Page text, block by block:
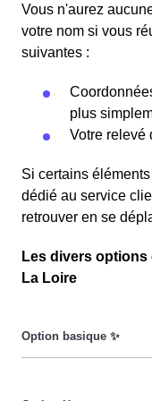
Vous n'aurez
votre nom si vous
suivantes :
plus
Votre relevé
Si certains
dédié au service
retrouver en se
Les divers options
La Loire